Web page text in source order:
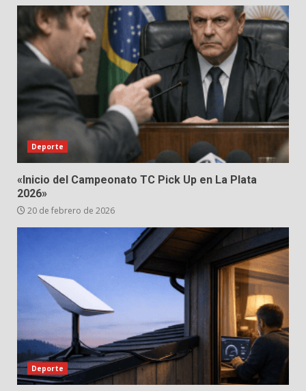
Deporte
«Inicio del Campeonato TC Pick Up en La Plata
2026»
20 de febrero de 2026
Deporte